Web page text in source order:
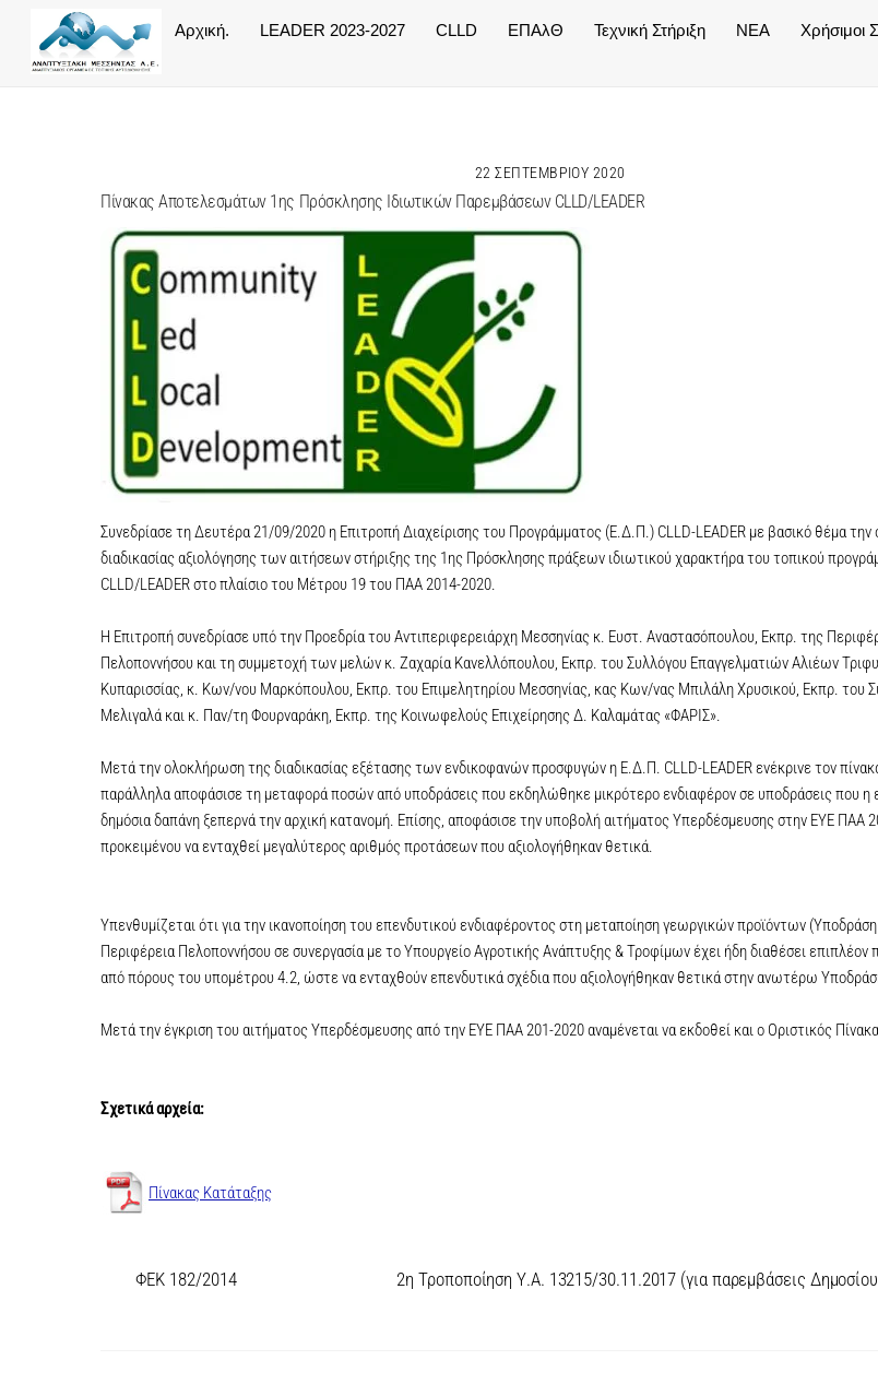
content
Αρχική. LEADER 2023-2027 CLLD ΕΠΑλΘ Τεχνική Στήριξη NEA Χρήσιμοι
22 ΣΕΠΤΕΜΒΡΊΟΥ 2020
Πίνακας Αποτελεσμάτων 1ης Πρόσκλησης Ιδιωτικών Παρεμβάσεων CLLD/LEADER
Συνεδρίασε τη Δευτέρα 21/09/2020 η Επιτροπή Διαχείρισης του Προγράμματος (Ε.Δ.Π.) CLLD-LEADER με βασικό θέμα
διαδικασίας αξιολόγησης των αιτήσεων στήριξης της 1ης Πρόσκλησης πράξεων ιδιωτικού χαρακτήρα του τοπικού
CLLD/LEADER στο πλαίσιο του Μέτρου 19 του ΠΑΑ 2014-2020.
Η Επιτροπή συνεδρίασε υπό την Προεδρία του Αντιπεριφερειάρχη Μεσσηνίας κ. Ευστ. Αναστασόπουλου, Εκπρ. της
Πελοποννήσου και τη συμμετοχή των μελών κ. Ζαχαρία Κανελλόπουλου, Εκπρ. του Συλλόγου Επαγγελματιών Αλιέων
Κυπαρισσίας, κ. Κων/νου Μαρκόπουλου, Εκπρ. του Επιμελητηρίου Μεσσηνίας, κας Κων/νας Μπιλάλη Χρυσικού, Εκπρ. του
Μελιγαλά και κ. Παν/τη Φουρναράκη, Εκπρ. της Κοινωφελούς Επιχείρησης Δ. Καλαμάτας «ΦΑΡΙΣ».
Μετά την ολοκλήρωση της διαδικασίας εξέτασης των ενδικοφανών προσφυγών η Ε.Δ.Π. CLLD-LEADER ενέκρινε τον
παράλληλα αποφάσισε τη μεταφορά ποσών από υποδράσεις που εκδηλώθηκε μικρότερο ενδιαφέρον σε υποδράσεις που η
δημόσια δαπάνη ξεπερνά την αρχική κατανομή. Επίσης, αποφάσισε την υποβολή αιτήματος Υπερδέσμευσης στην ΕΥΕ ΠΑΑ
προκειμένου να ενταχθεί μεγαλύτερος αριθμός προτάσεων που αξιολογήθηκαν θετικά.
Υπενθυμίζεται ότι για την ικανοποίηση του επενδυτικού ενδιαφέροντος στη μεταποίηση γεωργικών προϊόντων
Περιφέρεια Πελοποννήσου σε συνεργασία με το Υπουργείο Αγροτικής Ανάπτυξης & Τροφίμων έχει ήδη διαθέσει επιπλέον
από πόρους του υπομέτρου 4.2, ώστε να ενταχθούν επενδυτικά σχέδια που αξιολογήθηκαν θετικά στην ανωτέρω
Μετά την έγκριση του αιτήματος Υπερδέσμευσης από την ΕΥΕ ΠΑΑ 201-2020 αναμένεται να εκδοθεί και ο Οριστικός
Σχετικά αρχεία:
Πίνακας Κατάταξης
ΦΕΚ 182/2014 2η Τροποποίηση Υ.Α. 13215/30.11.2017 (για παρεμβάσεις